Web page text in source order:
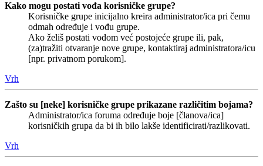
Kako mogu postati vođa korisničke grupe?
Korisničke grupe inicijalno kreira administrator/ica pri čemu
odmah određuje i vođu grupe.
Ako želiš postati vođom već postojeće grupe ili, pak,
(za)tražiti otvaranje nove grupe, kontaktiraj administratora/icu
[npr. privatnom porukom].
Vrh
Zašto su [neke] korisničke grupe prikazane različitim bojama?
Administrator/ica foruma određuje boje [članova/ica]
korisničkih grupa da bi ih bilo lakše identificirati/razlikovati.
Vrh